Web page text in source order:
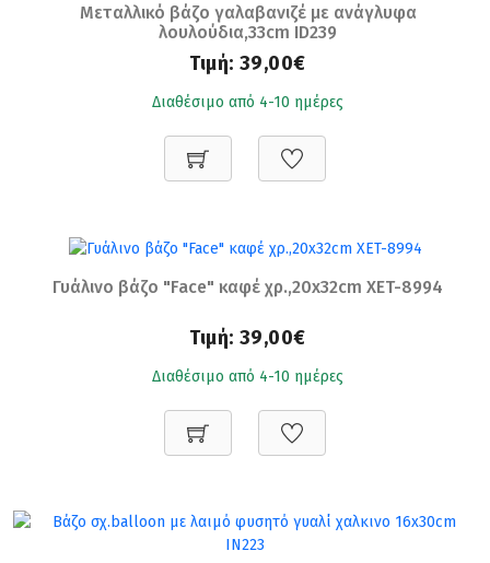
Μεταλλικό βάζο γαλαβανιζέ με ανάγλυφα
λουλούδια,33cm ID239
Τιμή: 39,00€
Διαθέσιμο από 4-10 ημέρες
Γυάλινο βάζο "Face" καφέ χρ.,20x32cm XET-8994
Τιμή: 39,00€
Διαθέσιμο από 4-10 ημέρες